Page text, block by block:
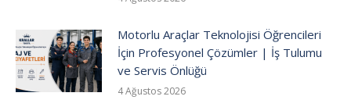
Motorlu Araçlar Teknolojisi Öğrencileri
İçin Profesyonel Çözümler | İş Tulumu
ve Servis Önlüğü
4 Ağustos 2026